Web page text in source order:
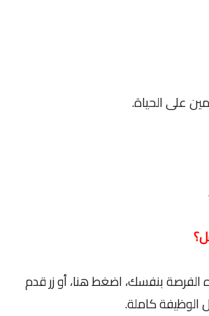
على الحياة.
الفرصة بنفسك، اضغط هنا، أو زر قدم
الوظيفة كاملة.